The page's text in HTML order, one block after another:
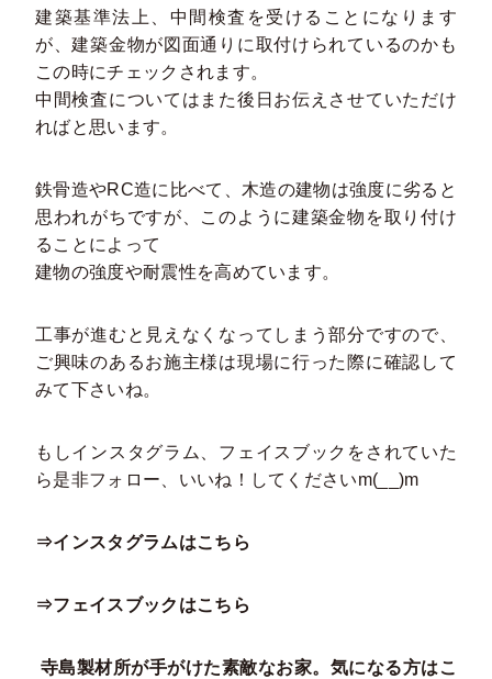
建築基準法上、中間検査を受けることになります
が、建築金物が図面通りに取付けられているのかも
この時にチェックされます。
中間検査についてはまた後日お伝えさせていただけ
ればと思います。
鉄骨造やRC造に比べて、木造の建物は強度に劣ると
思われがちですが、このように建築金物を取り付け
ることによって
建物の強度や耐震性を高めています。
工事が進むと見えなくなってしまう部分ですので、
ご興味のあるお施主様は現場に行った際に確認して
みて下さいね。
もしインスタグラム、フェイスブックをされていた
ら是非フォロー、いいね！してくださいm(__)m
⇒インスタグラムはこちら
⇒フェイスブックはこちら
寺島製材所が手がけた素敵なお家。気になる方はこ